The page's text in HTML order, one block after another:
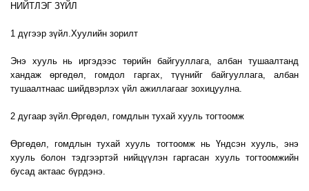
НИЙТЛЭГ ЗҮЙЛ
1 дүгээр зүйл.Хуулийн зорилт
Энэ хууль нь иргэдээс төрийн байгууллага, албан тушаалтанд
хандаж өргөдөл, гомдол гаргах, түүнийг байгууллага, албан
тушаалтнаас шийдвэрлэх үйл ажиллагааг зохицуулна.
2 дугаар зүйл.Өргөдөл, гомдлын тухай хууль тогтоомж
Өргөдөл, гомдлын тухай хууль тогтоомж нь Үндсэн хууль, энэ
хууль болон тэдгээртэй нийцүүлэн гаргасан хууль тогтоомжийн
бусад актаас бүрдэнэ.